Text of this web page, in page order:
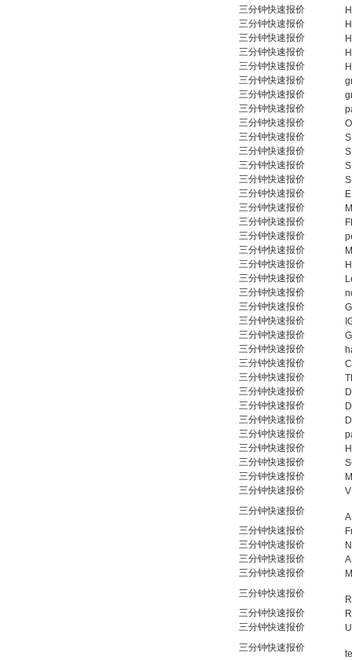
三分钟快速报价
三分钟快速报价
三分钟快速报价
三分钟快速报价
三分钟快速报价
三分钟快速报价
三分钟快速报价
三分钟快速报价
三分钟快速报价
三分钟快速报价
三分钟快速报价
三分钟快速报价
三分钟快速报价
三分钟快速报价
三分钟快速报价
三分钟快速报价
三分钟快速报价
三分钟快速报价
三分钟快速报价
三分钟快速报价
三分钟快速报价
三分钟快速报价
三分钟快速报价
三分钟快速报价
三分钟快速报价
三分钟快速报价
三分钟快速报价
三分钟快速报价
三分钟快速报价
三分钟快速报价
三分钟快速报价
三分钟快速报价
三分钟快速报价
三分钟快速报价
三分钟快速报价
三分钟快速报价
三分钟快速报价
三分钟快速报价
三分钟快速报价
三分钟快速报价
三分钟快速报价
三分钟快速报价
三分钟快速报价
三分钟快速报价